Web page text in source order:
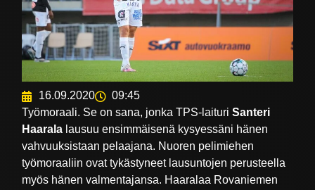
16.09.2020
09:45
Työmoraali. Se on sana, jonka TPS-laituriSanteri
Haarala lausuu ensimmäisenä kysyessäni hänen
vahvuuksistaan pelaajana. Nuoren pelimiehen
työmoraaliin ovat tykästyneet lausuntojen perusteella
myös hänen valmentajansa. Haaralaa Rovaniemen